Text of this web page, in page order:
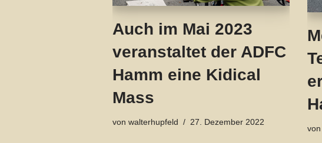
Auch im Mai 2023
veranstaltet der ADFC
Hamm eine Kidical
Mass
von walterhupfeld 27. Dezember 2022
von